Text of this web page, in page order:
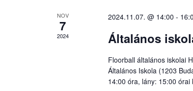
NOV
7
2024
2024.11.07. @ 14:00 -
Általános
Floorball általános iskolai
Általános Iskola (1203
14:00 óra, lány: 15:00 órai